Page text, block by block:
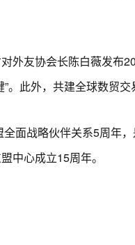
友协会长陈白薇发布
。此外，共建全球数贸
战略伙伴关系5周年，
中心成立15周年。